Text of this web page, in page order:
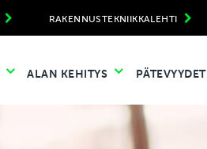
RAKENNUSTEKNIIKKALEHTI
ALAN KEHITYS PÄTEVYYDET